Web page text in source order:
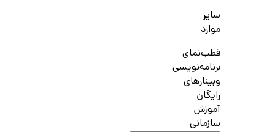
سایر
موارد
قطب‌نمای
برنامه‌نویسی
وبینارهای
رایگان
آموزش
سازمانی